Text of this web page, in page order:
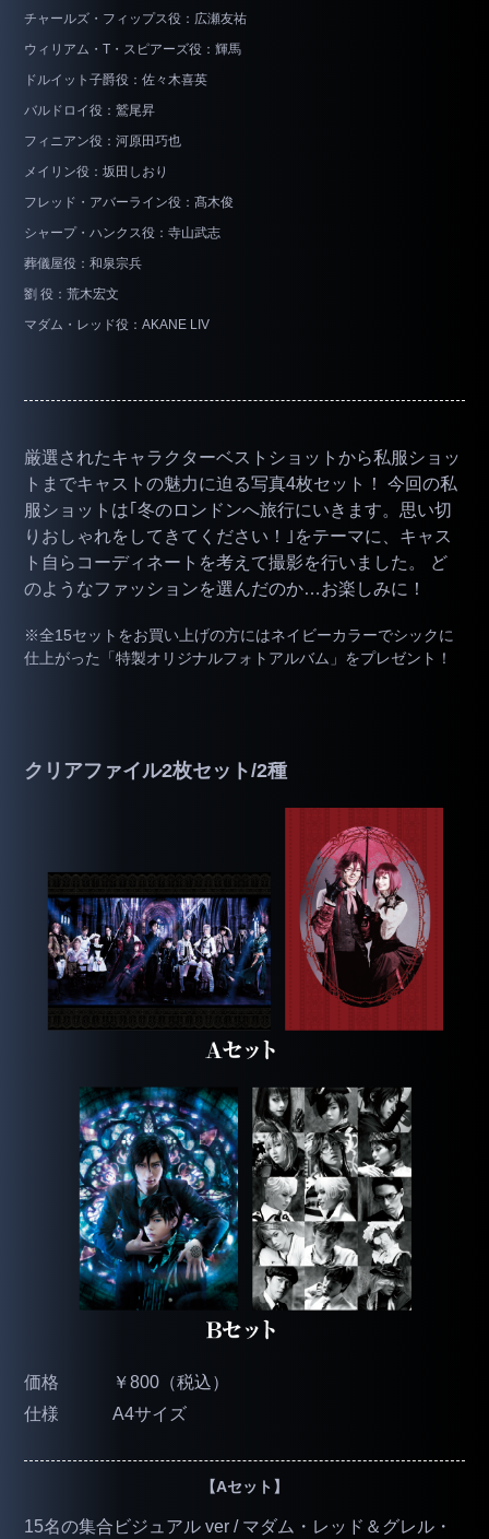
チャールズ・フィップス役：広瀬友祐
ウィリアム・T・スピアーズ役：輝馬
ドルイット子爵役：佐々木喜英
バルドロイ役：鷲尾昇
フィニアン役：河原田巧也
メイリン役：坂田しおり
フレッド・アバーライン役：髙木俊
シャープ・ハンクス役：寺山武志
葬儀屋役：和泉宗兵
劉 役：荒木宏文
マダム・レッド役：AKANE LIV
厳選されたキャラクターベストショットから私服ショッ
トまでキャストの魅力に迫る写真4枚セット！ 今回の私
服ショットは｢冬のロンドンへ旅行にいきます。思い切
りおしゃれをしてきてください！｣をテーマに、キャス
ト自らコーディネートを考えて撮影を行いました。 ど
のようなファッションを選んだのか…お楽しみに！
※全15セットをお買い上げの方にはネイビーカラーでシックに
仕上がった「特製オリジナルフォトアルバム」をプレゼント！
クリアファイル2枚セット/2種
価格
￥800（税込）
仕様
A4サイズ
【Aセット】
15名の集合ビジュアル ver / マダム・レッド＆グレル・